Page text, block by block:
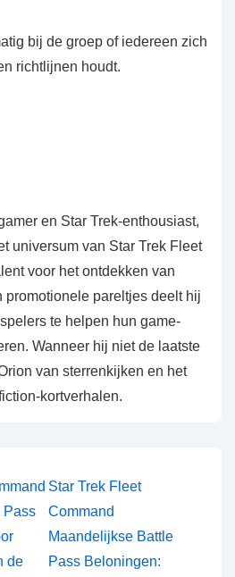
bij de groep of iedereen zich
richtlijnen houdt.
en Star Trek-enthousiast,
universum van Star Trek Fleet
voor het ontdekken van
promotionele pareltjes deelt hij
te helpen hun game-
Wanneer hij niet de laatste
van sterrenkijken en het
kortverhalen.
Pass
de
Next
Post
is
Star Trek Fleet
Command
Maandelijkse Battle
Pass Beloningen: